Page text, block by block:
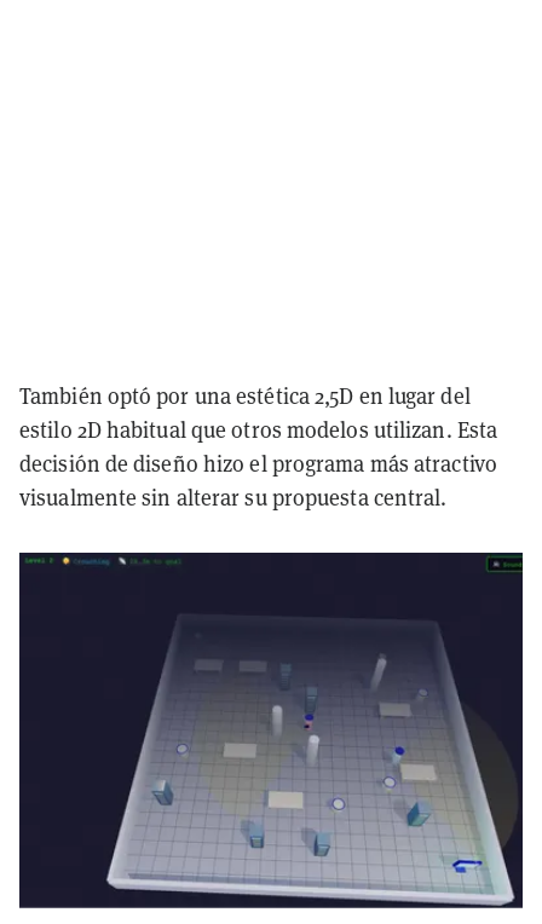
También optó por una estética 2,5D en lugar del
estilo 2D habitual que otros modelos utilizan. Esta
decisión de diseño hizo el programa más atractivo
visualmente sin alterar su propuesta central.